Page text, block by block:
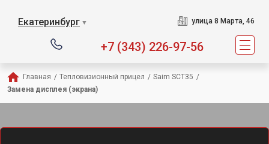
Екатеринбург ▼ улица 8 Марта, 46
+7 (343) 226-97-56
Главная / Тепловизионный прицел / Saim SCT35 /
Замена дисплея (экрана)